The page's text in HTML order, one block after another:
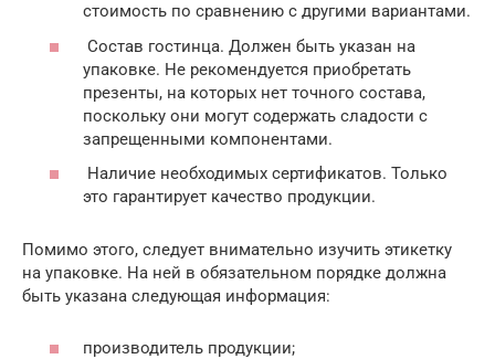
стоимость по сравнению с другими вариантами.
Состав гостинца. Должен быть указан на
упаковке. Не рекомендуется приобретать
презенты, на которых нет точного состава,
поскольку они могут содержать сладости с
запрещенными компонентами.
Наличие необходимых сертификатов. Только
это гарантирует качество продукции.
Помимо этого, следует внимательно изучить этикетку
на упаковке. На ней в обязательном порядке должна
быть указана следующая информация:
производитель продукции;